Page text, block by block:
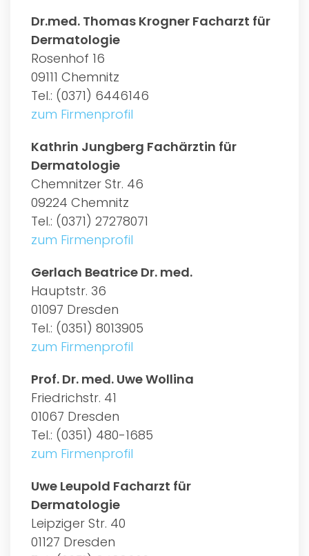
Dr.med. Thomas Krogner Facharzt für
Dermatologie
Rosenhof 16
09111 Chemnitz
Tel.: (0371) 6446146
zum Firmenprofil
Kathrin Jungberg Fachärztin für
Dermatologie
Chemnitzer Str. 46
09224 Chemnitz
Tel.: (0371) 27278071
zum Firmenprofil
Gerlach Beatrice Dr. med.
Hauptstr. 36
01097 Dresden
Tel.: (0351) 8013905
zum Firmenprofil
Prof. Dr. med. Uwe Wollina
Friedrichstr. 41
01067 Dresden
Tel.: (0351) 480-1685
zum Firmenprofil
Uwe Leupold Facharzt für
Dermatologie
Leipziger Str. 40
01127 Dresden